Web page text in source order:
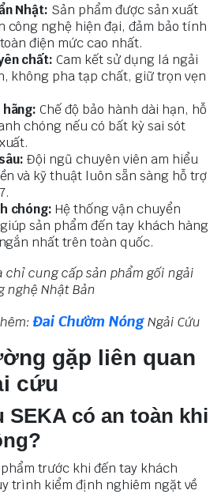
Nhật: Sản phẩm được sản xuất
công nghệ hiện đại, đảm bảo tính
điện mức cao nhất.
chất: Cam kết sử dụng lá ngải
không pha tạp chất, giữ trọn vẹn
Chế độ bảo hành dài hạn, hỗ
chóng nếu có bất kỳ sai sót
Đội ngũ chuyên viên am hiểu
và kỹ thuật luôn sẵn sàng hỗ trợ
chóng: Hệ thống vận chuyển
sản phẩm đến tay khách hàng
nhất trên toàn quốc.
chỉ cung cấp sản phẩm gối ngải
nghệ Nhật Bản
Đai Chườm NóngNgải Cứu
gặp liên quan
cứu
SEKA có an toàn khi
trước khi đến tay khách
trình kiểm định nghiêm ngặt về